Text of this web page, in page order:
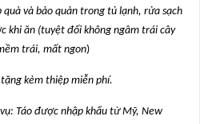
quà và bảo quản trong tủ lạnh, rửa sạch
khi ăn (tuyệt đối không ngâm trái cây
trái, mất ngon)
kèm thiệp miễn phí.
Táo được nhập khẩu từ Mỹ, New